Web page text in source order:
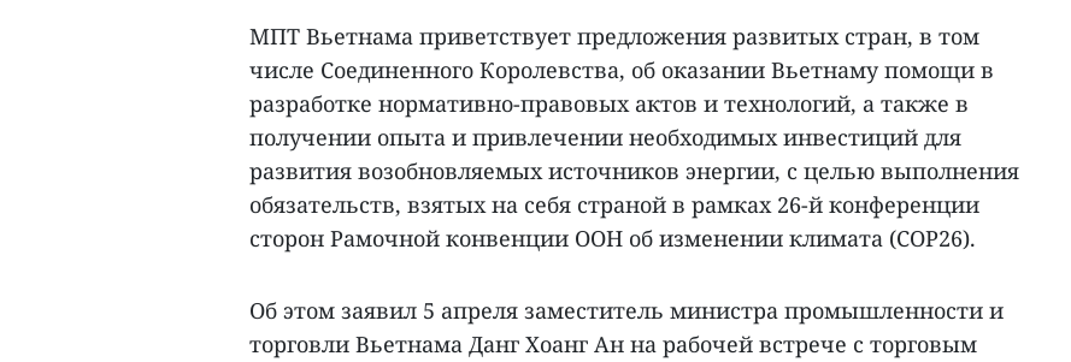
МПТ Вьетнама приветствует предложения развитых стран, в том
числе Соединенного Королевства, об оказании Вьетнаму помощи в
разработке нормативно-правовых актов и технологий, а также в
получении опыта и привлечении необходимых инвестиций для
развития возобновляемых источников энергии, с целью выполнения
обязательств, взятых на себя страной в рамках 26-й конференции
сторон Рамочной конвенции ООН об изменении климата (COP26).
Об этом заявил 5 апреля заместитель министра промышленности и
торговли Вьетнама Данг Хоанг Ан на рабочей встрече с торговым